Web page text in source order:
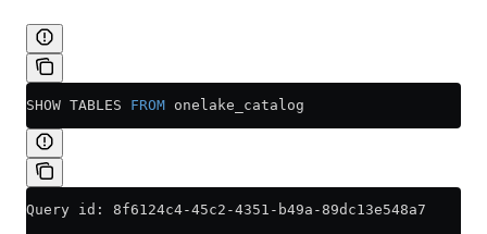
SHOW TABLES FROM onelake_catalog
Query id: 8f6124c4-45c2-4351-b49a-89dc13e548a7